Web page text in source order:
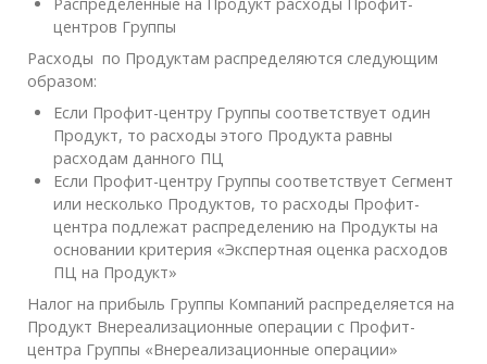
центров Группы
Расходы по Продуктам распределяются следующим
образом:
Если Профит-центру Группы соответствует один
Продукт, то расходы этого Продукта равны
расходам данного ПЦ
Если Профит-центру Группы соответствует Сегмент
или несколько Продуктов, то расходы Профит-
центра подлежат распределению на Продукты на
основании критерия «Экспертная оценка расходов
ПЦ на Продукт»
Налог на прибыль Группы Компаний распределяется на
Продукт Внереализационные операции с Профит-
центра Группы «Внереализационные операции»